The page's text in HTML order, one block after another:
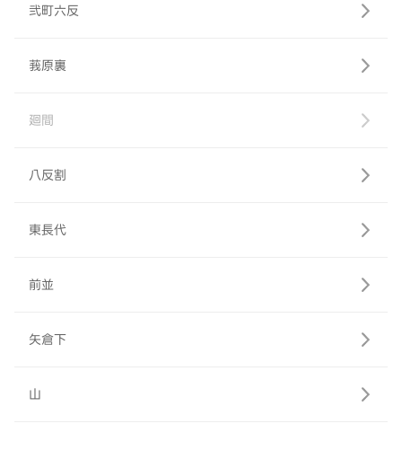
弐町六反
莪原裏
廻間
八反割
東長代
前並
矢倉下
山